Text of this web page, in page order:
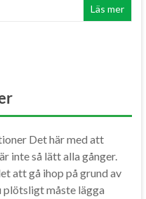
Läs mer
Det här med att
inte så lätt alla gånger.
att gå ihop på grund av
plötsligt måste lägga